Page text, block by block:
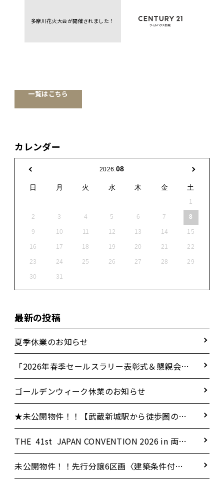
カレンダー
2026. 08
日 月 火 水 木 金 土
1
2 3 4 5 6 7 8
9 10 11 12 13 14 15
16 17 18 19 20 21 22
23 24 25 26 27 28 29
30 31
最新の投稿
夏季休業のお知らせ
「2026年春季セールスラリー表彰式＆懇親会」
に参加いたしました！
ゴールデンウィーク休業のお知らせ
★未公開物件！！【武蔵新城駅から徒歩圏の好
立地】新築戸建 4LDK 角地 18.5LDK
THE 41st JAPAN CONVENTION 2026 in 両国
国技館
未公開物件！！先行分譲6区画〈建築条件付
多摩川花火大会が開催されました！
一覧はこちら